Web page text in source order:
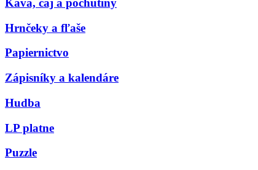
Káva, čaj a pochutiny
Hrnčeky a fľaše
Papiernictvo
Zápisníky a kalendáre
Hudba
LP platne
Puzzle